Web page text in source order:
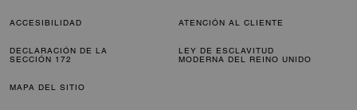
ACCESIBILIDAD ATENCIÓN AL CLIENTE
DECLARACIÓN DE LA
SECCIÓN 172
LEY DE ESCLAVITUD
MODERNA DEL REINO UNIDO
MAPA DEL SITIO